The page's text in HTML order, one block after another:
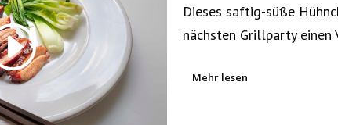
Dieses saftig-süße
nächsten Grillparty
Mehr lesen